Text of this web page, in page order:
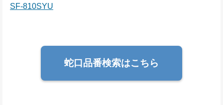
SF-810SYU
蛇口品番検索はこちら